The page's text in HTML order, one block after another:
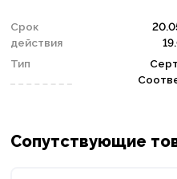
Срок
действия
Тип
Сопутствующие